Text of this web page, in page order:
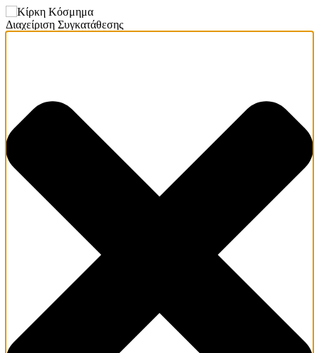
Διαχείριση Συγκατάθεσης